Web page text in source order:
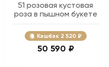
51 розовая кустовая
роза в пышном букете
Кэшбэк 2 520 ₽
50 590 ₽